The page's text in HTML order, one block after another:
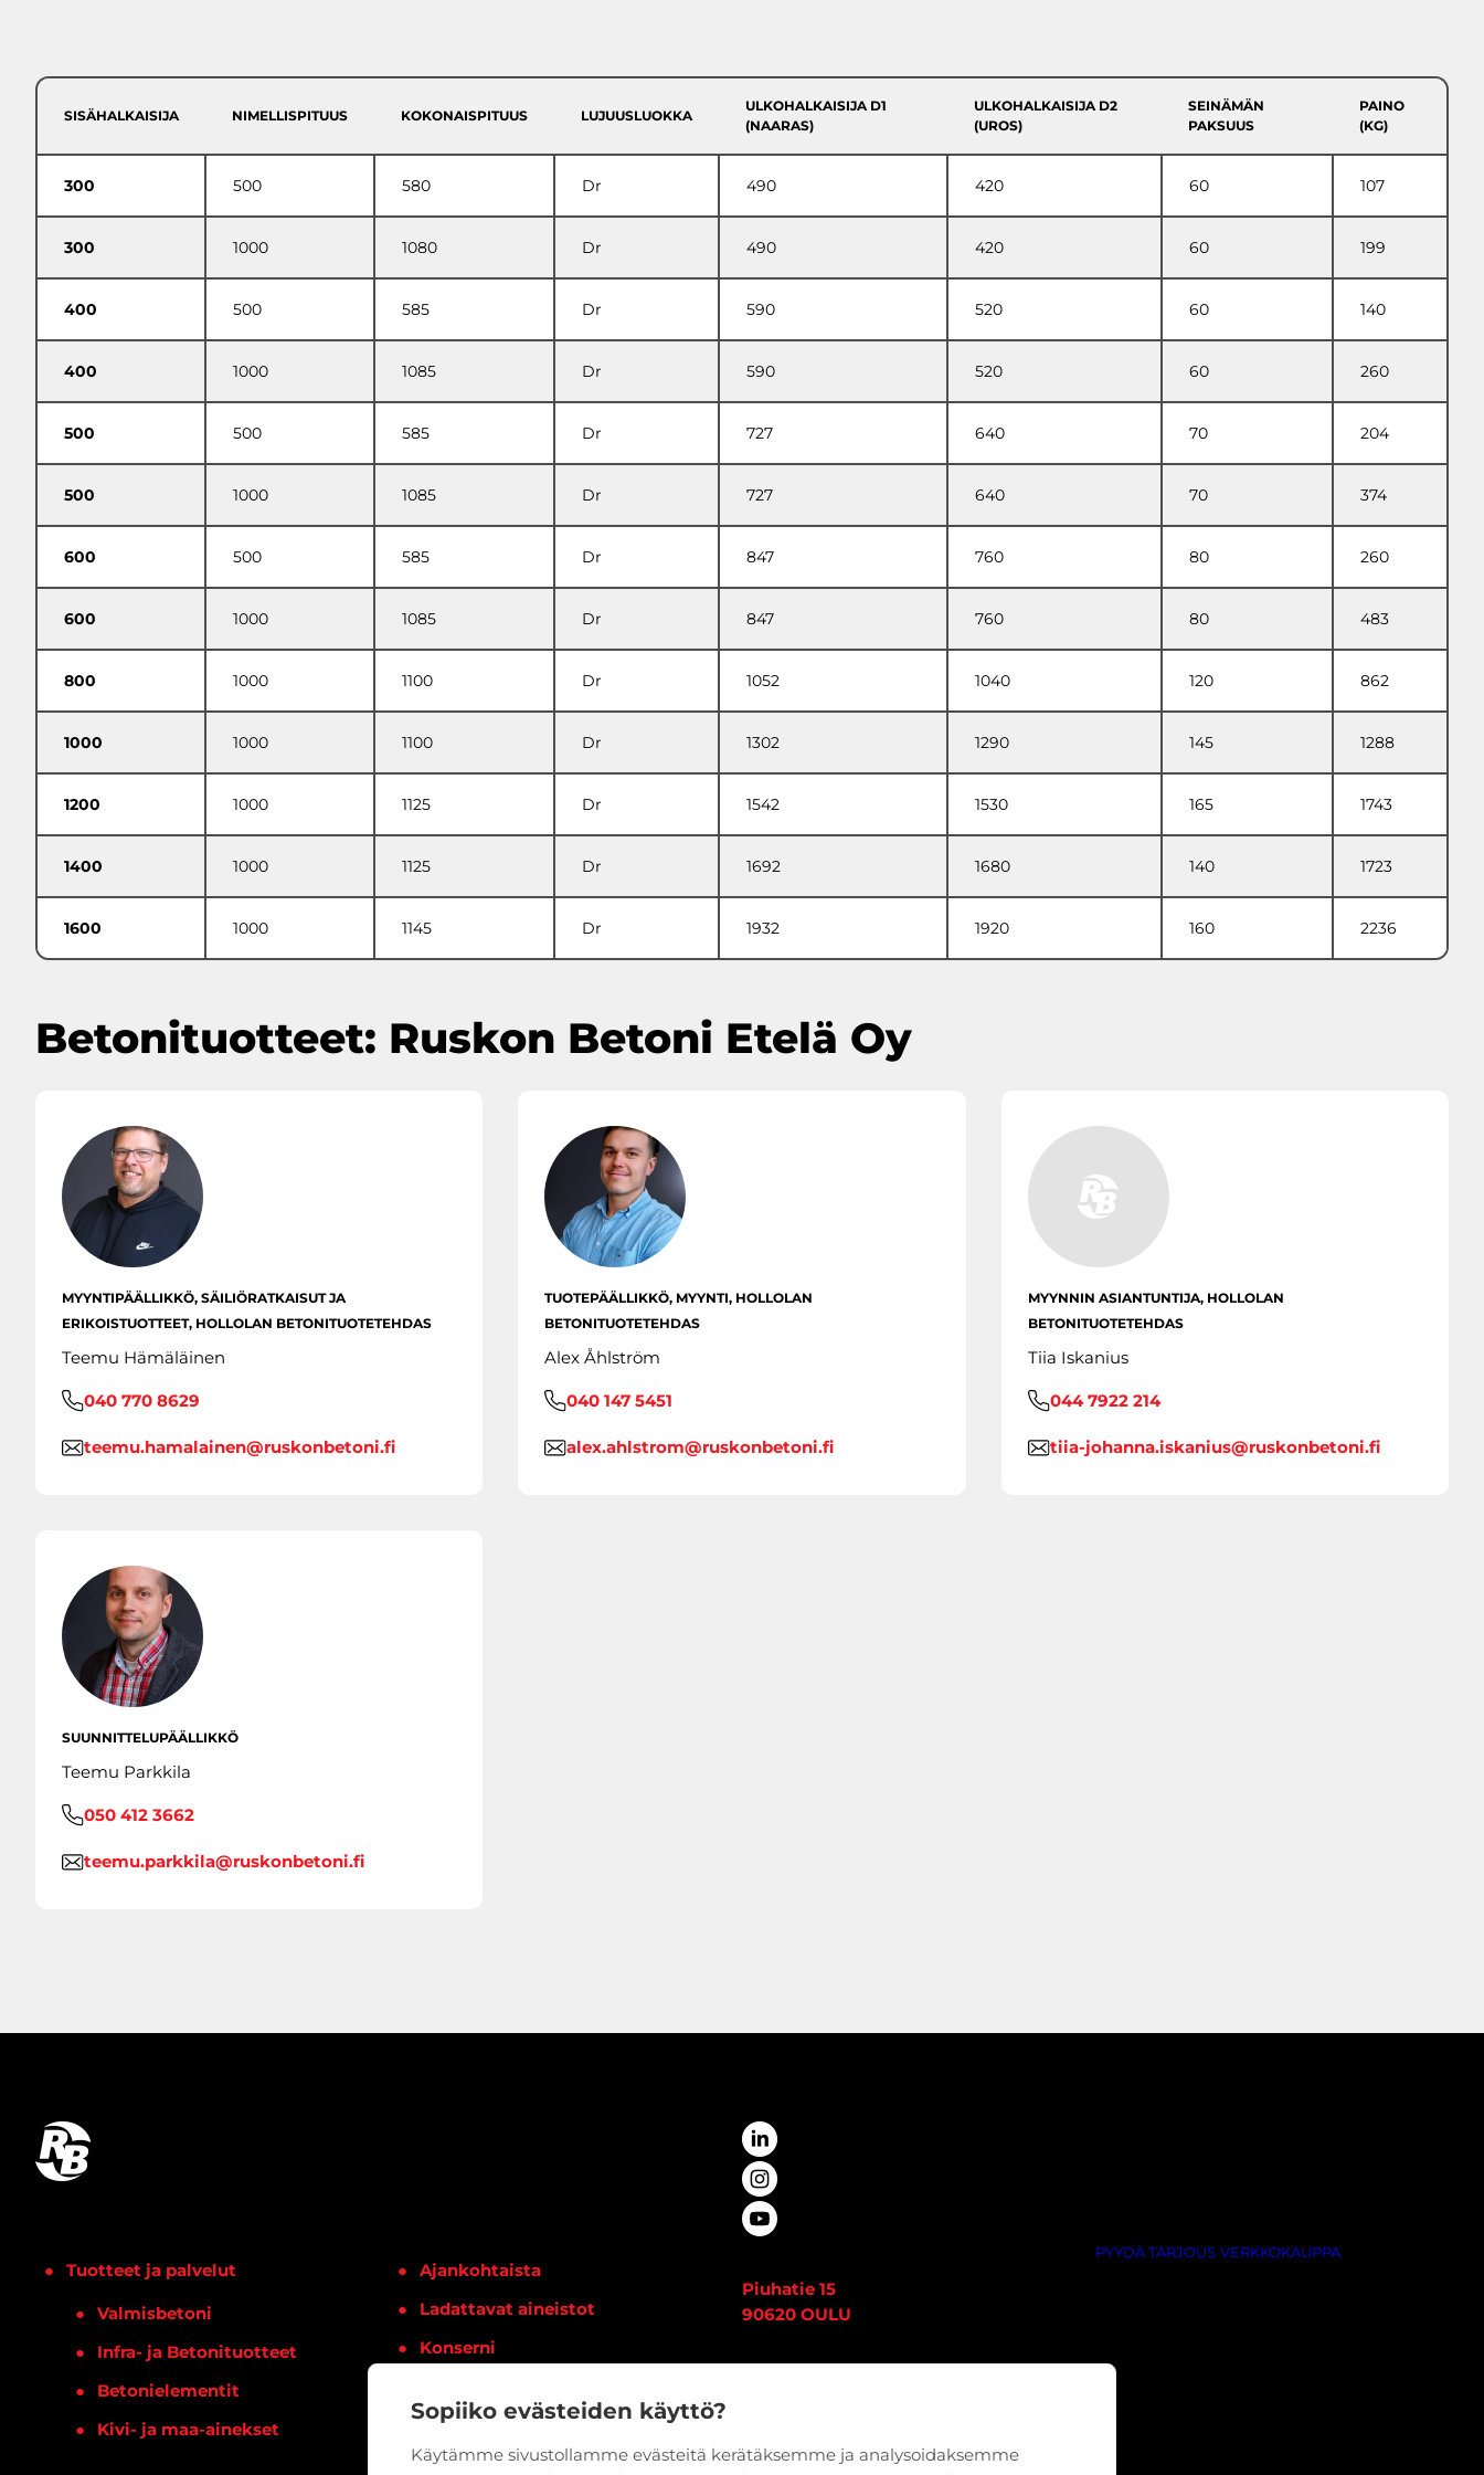
Sopiiko evästeiden käyttö?
Käytämme sivustollamme evästeitä kerätäksemme ja analysoidaksemme
BETONIPAINOT
PYLVASJALUSTAT
SÄILIÖRATKAISUT
PERUSTUSPILARIT
Betoniblokit
Ruokintakourut
Lietekuilut
REUNAKIVET
SISÄHALKAISIJA NIMELLISPITUUS KOKONAISPITUUS LUJUUSLUOKKA
ULKOHALKAISIJA D1
(NAARAS)
ULKOHALKAISIJA D2
(UROS)
SEINÄMÄN
PAKSUUS
PAINO
(KG)
300 500 580 Dr 490 420 60 107
300 1000 1080 Dr 490 420 60 199
400 500 585 Dr 590 520 60 140
400 1000 1085 Dr 590 520 60 260
500 500 585 Dr 727 640 70 204
500 1000 1085 Dr 727 640 70 374
600 500 585 Dr 847 760 80 260
600 1000 1085 Dr 847 760 80 483
800 1000 1100 Dr 1052 1040 120 862
1000 1000 1100 Dr 1302 1290 145 1288
1200 1000 1125 Dr 1542 1530 165 1743
1400 1000 1125 Dr 1692 1680 140 1723
1600 1000 1145 Dr 1932 1920 160 2236
Betonituotteet: Ruskon Betoni Etelä Oy
MYYNTIPÄÄLLIKKÖ, SÄILIÖRATKAISUT JA
ERIKOISTUOTTEET, HOLLOLAN BETONITUOTETEHDAS
Teemu Hämäläinen
040 770 8629
teemu.hamalainen@ruskonbetoni.fi
TUOTEPÄÄLLIKKÖ, MYYNTI, HOLLOLAN
BETONITUOTETEHDAS
Alex Åhlström
040 147 5451
alex.ahlstrom@ruskonbetoni.fi
MYYNNIN ASIANTUNTIJA, HOLLOLAN
BETONITUOTETEHDAS
Tiia Iskanius
044 7922 214
tiia-johanna.iskanius@ruskonbetoni.fi
SUUNNITTELUPÄÄLLIKKÖ
Teemu Parkkila
050 412 3662
teemu.parkkila@ruskonbetoni.fi
Tuotteet ja palvelut
Valmisbetoni
Infra- ja Betonituotteet
Betonielementit
Kivi- ja maa-ainekset
Ajankohtaista
Ladattavat aineistot
Konserni
Piuhatie 15
90620 OULU
PYYDÄ TARJOUS VERKKOKAUPPA